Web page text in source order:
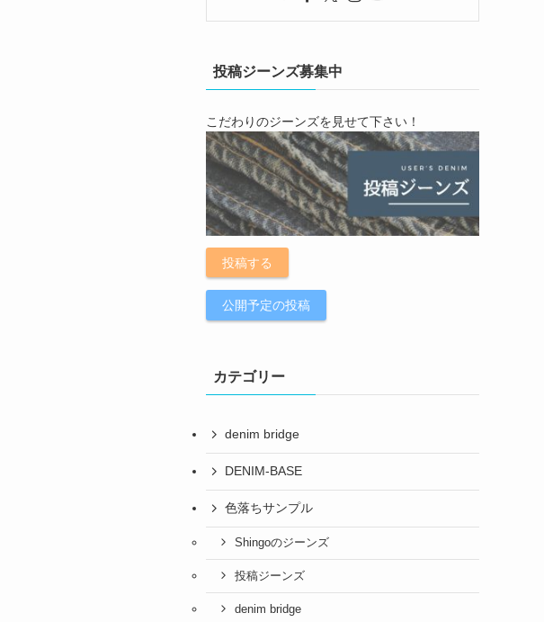
投稿ジーンズ募集中
こだわりのジーンズを見せて下さい！
投稿する
公開予定の投稿
カテゴリー
denim bridge
DENIM-BASE
色落ちサンプル
Shingoのジーンズ
投稿ジーンズ
denim bridge